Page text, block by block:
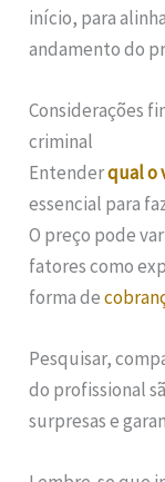
início, para
andamento do
Considerações
criminal
Entenderqual o
essencial para
O preço pode
fatores como
forma de
Pesquisar,
do profissional
surpresas e